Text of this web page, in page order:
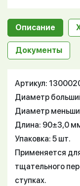
Описание
Документы
Артикул:
Диаметр
Диаметр
Длина: 90±3,0
Упаковка: 5 шт.
Применяется
тщательного
ступках.